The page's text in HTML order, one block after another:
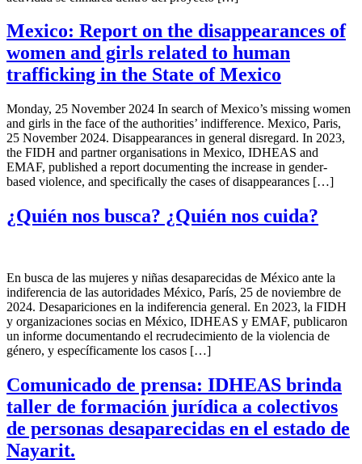
Mexico: Report on the disappearances of
women and girls related to human
trafficking in the State of Mexico
Monday, 25 November 2024 In search of Mexico’s missing women
and girls in the face of the authorities’ indifference. Mexico, Paris,
25 November 2024. Disappearances in general disregard. In 2023,
the FIDH and partner organisations in Mexico, IDHEAS and
EMAF, published a report documenting the increase in gender-
based violence, and specifically the cases of disappearances […]
¿Quién nos busca? ¿Quién nos cuida?
En busca de las mujeres y niñas desaparecidas de México ante la
indiferencia de las autoridades México, París, 25 de noviembre de
2024. Desapariciones en la indiferencia general. En 2023, la FIDH
y organizaciones socias en México, IDHEAS y EMAF, publicaron
un informe documentando el recrudecimiento de la violencia de
género, y específicamente los casos […]
Comunicado de prensa: IDHEAS brinda
taller de formación jurídica a colectivos
de personas desaparecidas en el estado de
Nayarit.